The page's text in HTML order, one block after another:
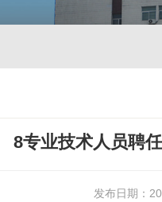
8专业技术人员聘
发布日期：